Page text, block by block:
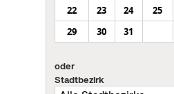
22
23 24 25
29
30 31
oder
Stadtbezirk